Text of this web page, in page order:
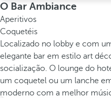
O Bar Ambiance
Aperitivos
Coquetéis
Localizado no lobby e com
elegante bar em estilo art
socialização. O lounge do
um coquetel ou um lanche
moderno com a melhor